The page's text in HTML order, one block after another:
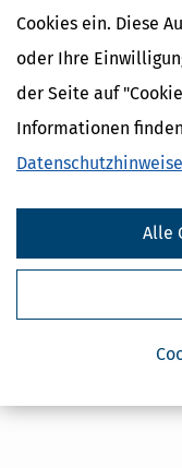
Cookies ein. Diese
oder Ihre
der Seite auf
Informationen
Alle
Kostenlose
Geldtipps
von Steuertipps
Datenschutzhinweise
Meine Einwilligung